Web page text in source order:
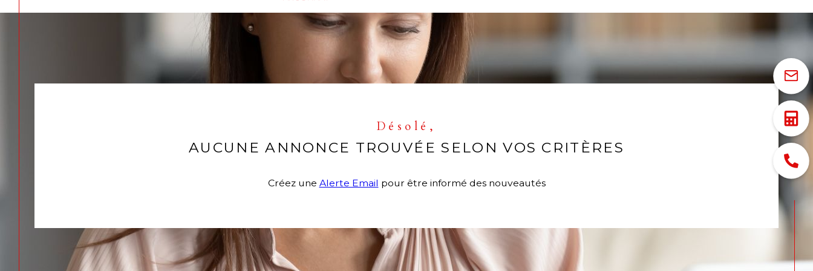
Désolé,
AUCUNE ANNONCE TROUVÉE SELON VOS CRITÈRES
Créez une Alerte Email pour être informé des nouveautés